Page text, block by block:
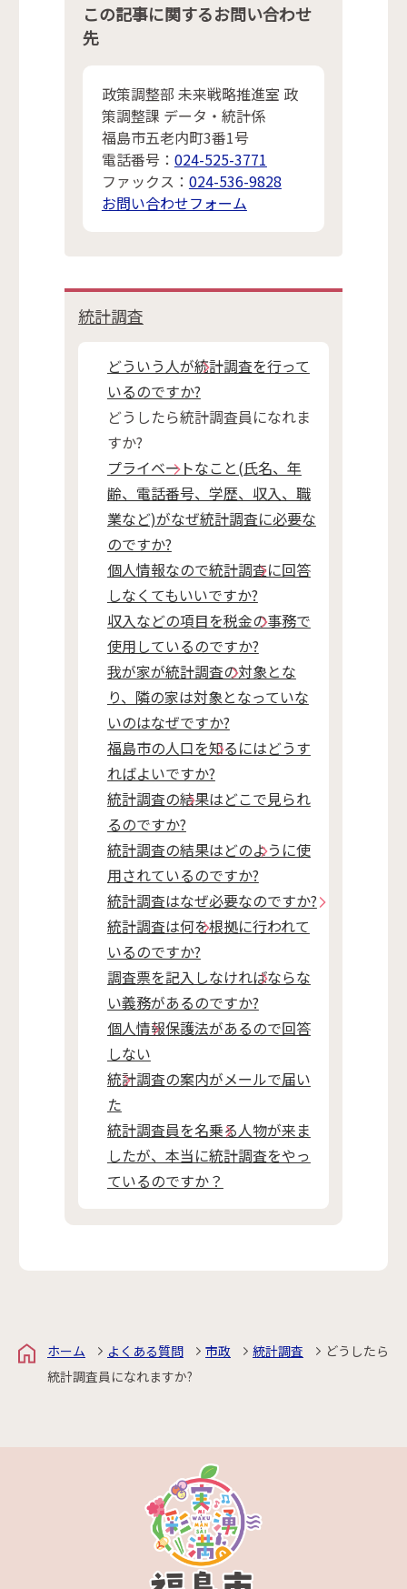
この記事に関するお問い合わせ
先
政策調整部 未来戦略推進室 政
策調整課 データ・統計係
福島市五老内町3番1号
電話番号： 024-525-3771
ファックス： 024-536-9828
お問い合わせフォーム
統計調査
どういう人が統計調査を行って
いるのですか?
どうしたら統計調査員になれま
すか?
プライベートなこと(氏名、年
齢、電話番号、学歴、収入、職
業など)がなぜ統計調査に必要な
のですか?
個人情報なので統計調査に回答
しなくてもいいですか?
収入などの項目を税金の事務で
使用しているのですか?
我が家が統計調査の対象とな
り、隣の家は対象となっていな
いのはなぜですか?
福島市の人口を知るにはどうす
ればよいですか?
統計調査の結果はどこで見られ
るのですか?
統計調査の結果はどのように使
用されているのですか?
統計調査はなぜ必要なのですか?
統計調査は何を根拠に行われて
いるのですか?
調査票を記入しなければならな
い義務があるのですか?
個人情報保護法があるので回答
しない
統計調査の案内がメールで届い
た
統計調査員を名乗る人物が来ま
したが、本当に統計調査をやっ
ているのですか？
ホーム よくある質問 市政 統計調査
どうしたら
統計調査員になれますか?